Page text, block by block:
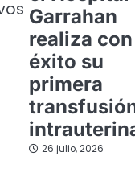
Garrahan
realiza con
éxito su
primera
26 julio, 2026